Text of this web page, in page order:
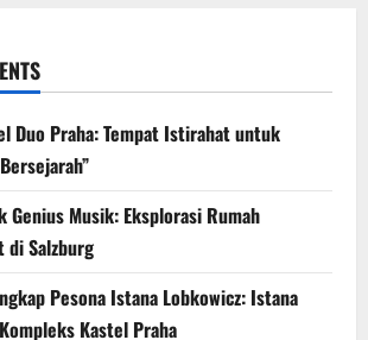
Duo Praha: Tempat Istirahat untuk
Genius Musik: Eksplorasi Rumah
di Salzburg
Pesona Istana Lobkowicz: Istana
Kastel Praha